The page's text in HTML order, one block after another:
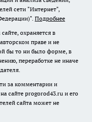
сети "Интернет",
Подробнее
охраняется в
праве и не
бы то ни было форме, в
переработке не иначе
за комментарии и
сайте progorod43.ru и его
сайта может не